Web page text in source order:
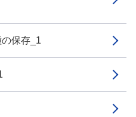
保存_1